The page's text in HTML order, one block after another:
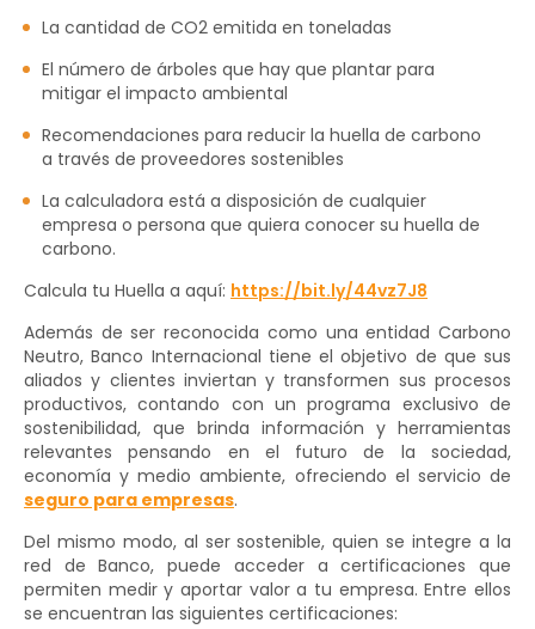
La cantidad de CO2 emitida en toneladas
El número de árboles que hay que plantar para
mitigar el impacto ambiental
Recomendaciones para reducir la huella de carbono
a través de proveedores sostenibles
La calculadora está a disposición de cualquier
empresa o persona que quiera conocer su huella de
carbono.
Calcula tu Huella a aquí: https://bit.ly/44vz7J8
Además de ser reconocida como una entidad Carbono
Neutro, Banco Internacional tiene el objetivo de que sus
aliados y clientes inviertan y transformen sus procesos
productivos, contando con un programa exclusivo de
sostenibilidad, que brinda información y herramientas
relevantes pensando en el futuro de la sociedad,
economía y medio ambiente, ofreciendo el servicio de
seguro para empresas.
Del mismo modo, al ser sostenible, quien se integre a la
red de Banco, puede acceder a certificaciones que
permiten medir y aportar valor a tu empresa. Entre ellos
se encuentran las siguientes certificaciones: